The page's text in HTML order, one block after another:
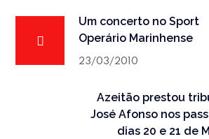
Um concerto no Sport
Operário Marinhense
23/03/2010
Azeitão prestou
José Afonso nos
dias 20 e 21 de